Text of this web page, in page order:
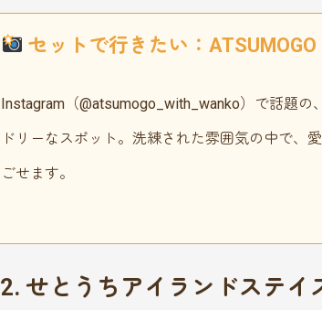
セットで行きたい：ATSUMOGO
Instagram（@atsumogo_with_wanko）で話題
ドリーなスポット。洗練された雰囲気の中で、
ごせます。
2. せとうちアイランドステイ